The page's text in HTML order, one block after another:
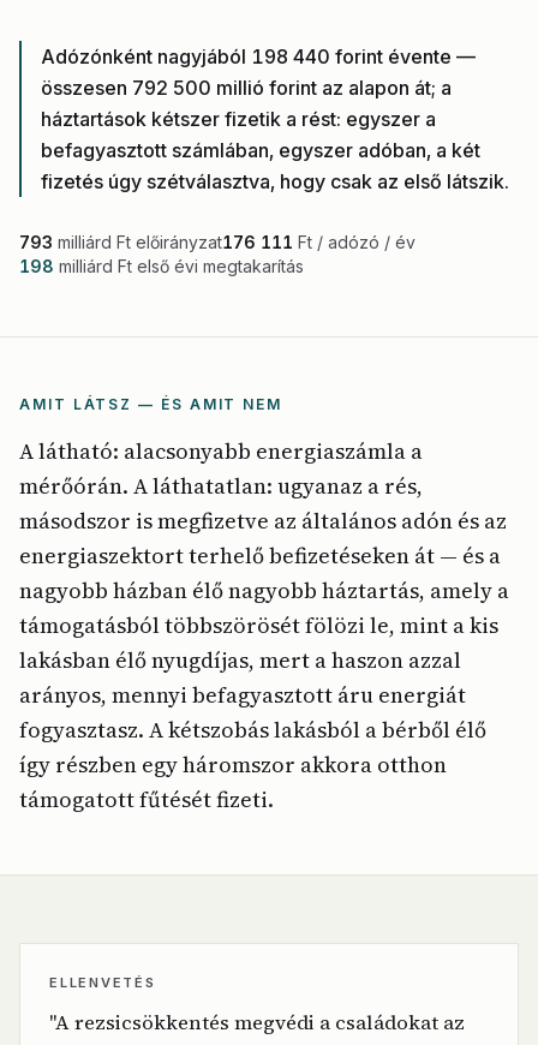
Adózónként nagyjából 198 440 forint évente —
összesen 792 500 millió forint az alapon át; a
háztartások kétszer fizetik a rést: egyszer a
befagyasztott számlában, egyszer adóban, a két
fizetés úgy szétválasztva, hogy csak az első látszik.
793 milliárd Ft előirányzat176 111 Ft / adózó / év
198 milliárd Ft első évi megtakarítás
AMIT LÁTSZ — ÉS AMIT NEM
A látható: alacsonyabb energiaszámla a
mérőórán. A láthatatlan: ugyanaz a rés,
másodszor is megfizetve az általános adón és az
energiaszektort terhelő befizetéseken át — és a
nagyobb házban élő nagyobb háztartás, amely a
támogatásból többszörösét fölözi le, mint a kis
lakásban élő nyugdíjas, mert a haszon azzal
arányos, mennyi befagyasztott áru energiát
fogyasztasz. A kétszobás lakásból a bérből élő
így részben egy háromszor akkora otthon
támogatott fűtését fizeti.
ELLENVETÉS
"A rezsicsökkentés megvédi a családokat az